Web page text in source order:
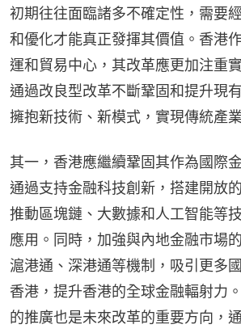
初期往往面臨諸多不確定性，需要
和優化才能真正發揮其價值。香港
運和貿易中心，其改革應更加注重
通過改良型改革不斷鞏固和提升現
擁抱新技術、新模式，實現傳統產
其一，香港應繼續鞏固其作為國際
通過支持金融科技創新，搭建開放
推動區塊鏈、大數據和人工智能等
應用。同時，加強與內地金融市場
滬港通、深港通等機制，吸引更多
香港，提升香港的全球金融輻射力
的推廣也是未來改革的重要方向，